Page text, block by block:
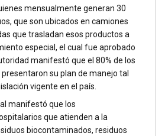
mensualmente generan 30
que son ubicados en camiones
que trasladan esos productos a
especial, el cual fue aprobado
manifestó que el 80% de los
su plan de manejo tal
vigente en el país.
manifestó que los
que atienden a la
biocontaminados, residuos